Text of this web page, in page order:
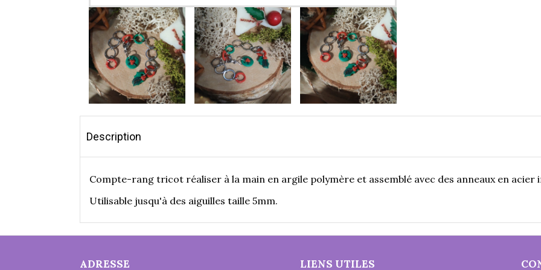
Description
Compte-rang tricot réaliser à la main en argile polymère et assemblé avec des anneaux en acier
Utilisable jusqu'à des aiguilles taille 5mm.
ADRESSE LIENS UTILES